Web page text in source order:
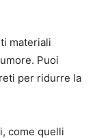
materiali
Puoi
per ridurre la
come quelli